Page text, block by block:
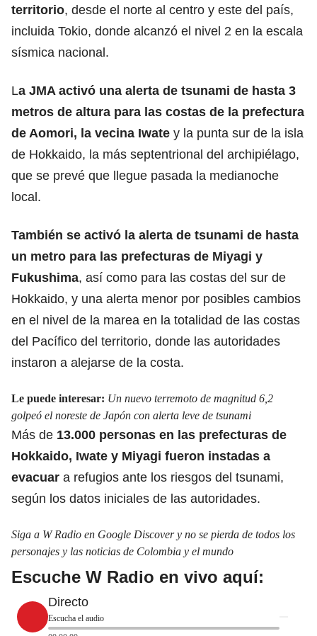
territorio, desde el norte al centro y este del país,
incluida Tokio, donde alcanzó el nivel 2 en la escala
sísmica nacional.
La JMA activó una alerta de tsunami de hasta 3
metros de altura para las costas de la prefectura
de Aomori, la vecina Iwate y la punta sur de la isla
de Hokkaido, la más septentrional del archipiélago,
que se prevé que llegue pasada la medianoche
local.
También se activó la alerta de tsunami de hasta
un metro para las prefecturas de Miyagi y
Fukushima, así como para las costas del sur de
Hokkaido, y una alerta menor por posibles cambios
en el nivel de la marea en la totalidad de las costas
del Pacífico del territorio, donde las autoridades
instaron a alejarse de la costa.
Le puede interesar: Un nuevo terremoto de magnitud 6,2
golpeó el noreste de Japón con alerta leve de tsunami
Más de 13.000 personas en las prefecturas de
Hokkaido, Iwate y Miyagi fueron instadas a
evacuar a refugios ante los riesgos del tsunami,
según los datos iniciales de las autoridades.
Siga a W Radio en Google Discover y no se pierda de todos los
personajes y las noticias de Colombia y el mundo
Escuche W Radio en vivo aquí:
Directo
Escucha el audio